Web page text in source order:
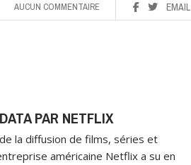
EMAIL
AUCUN COMMENTAIRE
PAR NETFLIX
la diffusion de films, séries et
américaine Netflix a su en